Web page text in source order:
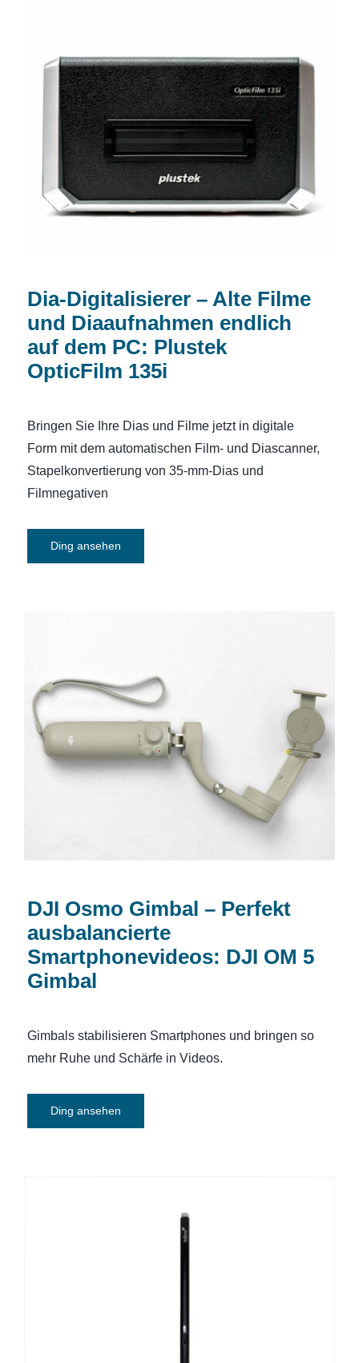
Dia-Digitalisierer – Alte Filme und
Diaaufnahmen endlich auf dem PC:
Plustek OpticFilm 135i
Dia-Digitalisierer – Alte Filme
und Diaaufnahmen endlich
auf dem PC: Plustek
OpticFilm 135i
Bringen Sie Ihre Dias und Filme jetzt in digitale
Form mit dem automatischen Film- und Diascanner,
Stapelkonvertierung von 35-mm-Dias und
Filmnegativen
Ding ansehen
DJI Osmo Gimbal – Perfekt
ausbalancierte Smartphonevideos: DJI
OM 5 Gimbal
DJI Osmo Gimbal – Perfekt
ausbalancierte
Smartphonevideos: DJI OM 5
Gimbal
Gimbals stabilisieren Smartphones und bringen so
mehr Ruhe und Schärfe in Videos.
Ding ansehen